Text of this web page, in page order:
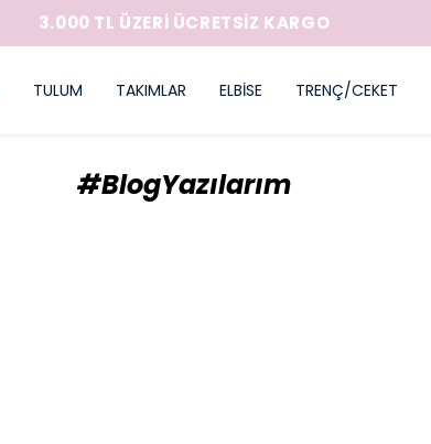
3.000 TL ÜZERİ ÜCRETSİZ KARGO
TULUM TAKIMLAR ELBİSE TRENÇ/CEKET
#BlogYazılarım